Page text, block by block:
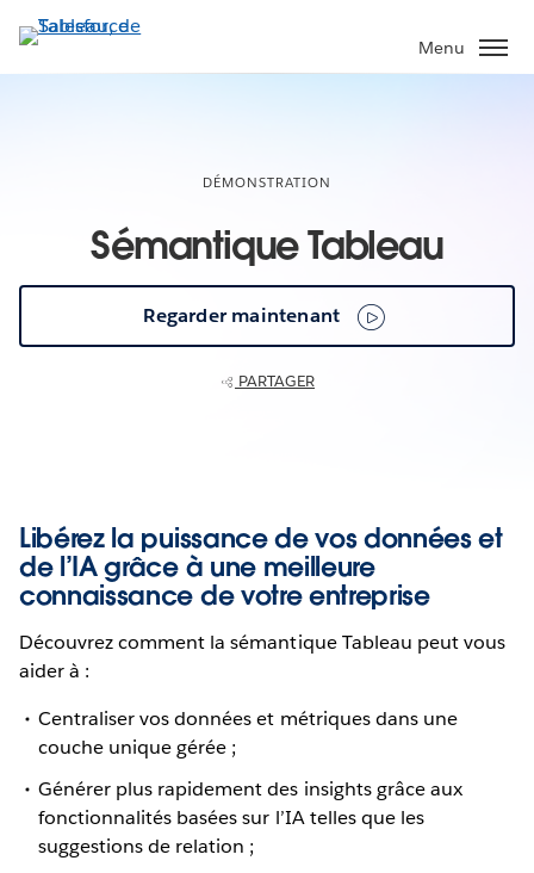
Aller
au
contenu
Menu
DÉMONSTRATION
Sémantique Tableau
Regarder maintenant
PARTAGER
Libérez la puissance de vos données et
de l’IA grâce à une meilleure
connaissance de votre entreprise
Découvrez comment la sémantique Tableau peut vous
aider à :
Centraliser vos données et métriques dans une
couche unique gérée ;
Générer plus rapidement des insights grâce aux
fonctionnalités basées sur l’IA telles que les
suggestions de relation ;